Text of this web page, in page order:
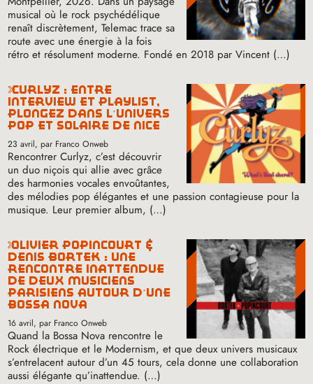
musical où le rock psychédélique
renaît discrètement, Telemac trace sa
route avec une énergie à la fois
rétro et résolument moderne. Fondé en 2018 par Vincent (…)
curlyz : entre
interview et playlist,
plongez dans l’univers
pop et solaire de nice
23 avril, par Franco Onweb
Rencontrer Curlyz, c’est découvrir
un duo niçois qui allie avec grâce
des harmonies vocales envoûtantes,
des mélodies pop élégantes et une passion contagieuse pour la
musique. Leur premier album, (…)
olivier popincourt &
denis bortek : une
rencontre inattendue
de deux musiciens
parisiens autour d’une
bossa nova
16 avril, par Franco Onweb
Quand la Bossa Nova rencontre le
Rock électrique et le Modernism, et que deux univers musicaux
s’entrelacent autour d’un 45 tours, cela donne une collaboration
aussi élégante qu’inattendue. (…)